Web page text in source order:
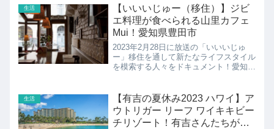
場でも活躍中。そして、実はチョコレー
トは発酵食品！料理に...
生活
【いいいじゅー（移住）】ジビ
エ料理が食べられる山里カフェ
Mui！愛知県豊田市
2023年2月28日に放送の「いいいじゅ
ー」移住を通して新たなライフスタイル
を模索する人々をドキュメント！愛知県
生活
【有吉の夏休み2023 ハワイ】ア
ウトリガー リーフ ワイキキビー
チリゾート！有吉さんたちが宿